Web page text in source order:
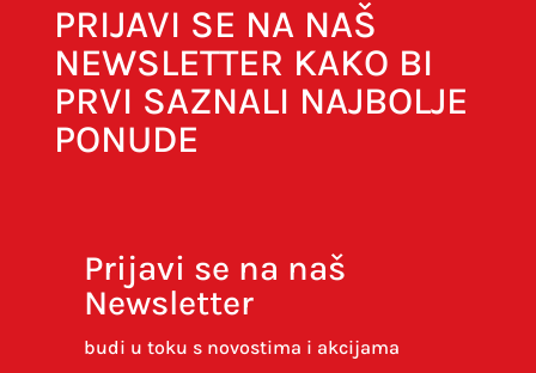
Spremi moje ime, e-poštu i web-stranicu u
budem komentirao.
PRIJAVI SE NA NAŠ
NEWSLETTER KAKO BI
PRVI SAZNALI NAJBOLJE
PONUDE
Prijavi se na naš
Newsletter
budi u toku s novostima i akcijama